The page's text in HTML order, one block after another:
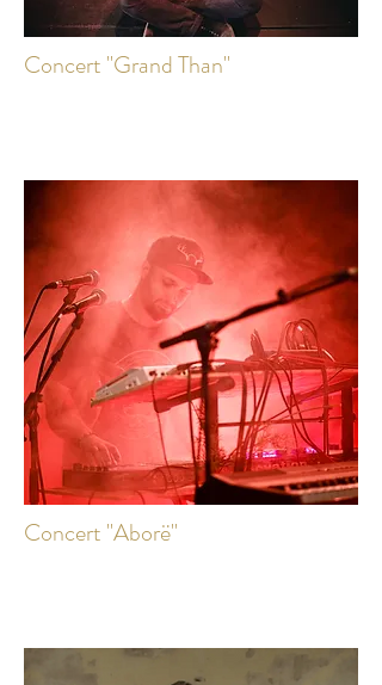
Concert "Grand Than"
Concert "Aborë"